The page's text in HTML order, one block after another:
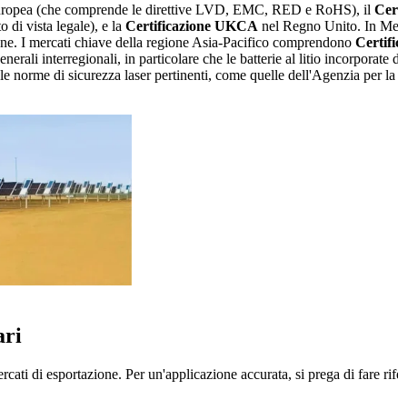
(che comprende le direttive LVD, EMC, RED e RoHS), il
di vista legale), e la Certificazione UKCA nel Regno Unito. In
I mercati chiave della regione Asia-Pacifico comprendono
interregionali, in particolare che le batterie al litio incorporate
di sicurezza laser pertinenti, come quelle dell'Agenzia per la
di esportazione. Per un'applicazione accurata, si prega di fare